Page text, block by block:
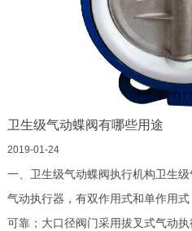
卫生级气动蝶阀有哪些用途
2019-01-24
一、卫生级气动蝶阀执行机构卫生
气动执行器，有双作用式和单作用
可靠；大口径阀门采用拔叉式气动